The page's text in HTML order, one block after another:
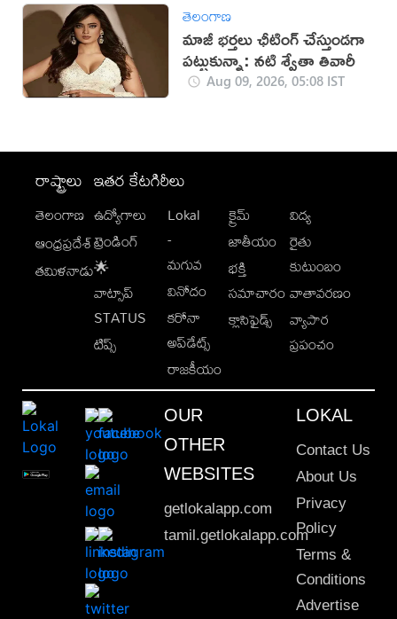
తెలంగాణ
మాజీ భర్తలు ఛీటింగ్ చేస్తుండగా
పట్టుకున్నా: నటి శ్వేతా తివారీ
Aug 09, 2026, 05:08 IST
రాష్ట్రాలు
తెలంగాణ
ఆంధ్రప్రదేశ్
తమిళనాడు
ఇతర కేటగిరీలు
ఉద్యోగాలు
ట్రెండింగ్
🌟
వాట్సాప్
STATUS
టిప్స్
Lokal
-
మగువ
వినోదం
కరోనా
అప్‌డేట్స్
రాజకీయం
క్రైమ్
జాతీయం
భక్తి
సమాచారం
క్లాసిఫైడ్స్
విద్య
రైతు
కుటుంబం
వాతావరణం
వ్యాపార
ప్రపంచం
OUR
OTHER
WEBSITES
getlokalapp.com
tamil.getlokalapp.com
LOKAL
Contact Us
About Us
Privacy
Policy
Terms &
Conditions
Advertise